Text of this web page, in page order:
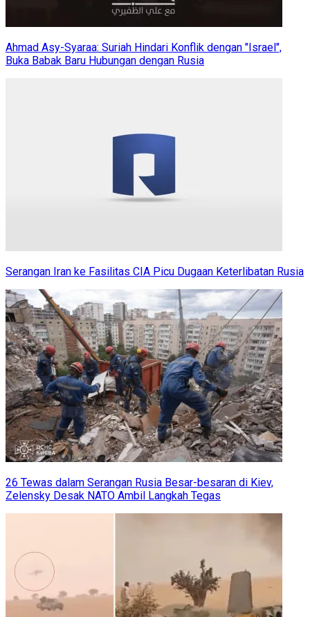
Ahmad Asy-Syaraa: Suriah Hindari Konflik dengan "Israel",
Buka Babak Baru Hubungan dengan Rusia
Serangan Iran ke Fasilitas CIA Picu Dugaan Keterlibatan Rusia
26 Tewas dalam Serangan Rusia Besar-besaran di Kiev,
Zelensky Desak NATO Ambil Langkah Tegas